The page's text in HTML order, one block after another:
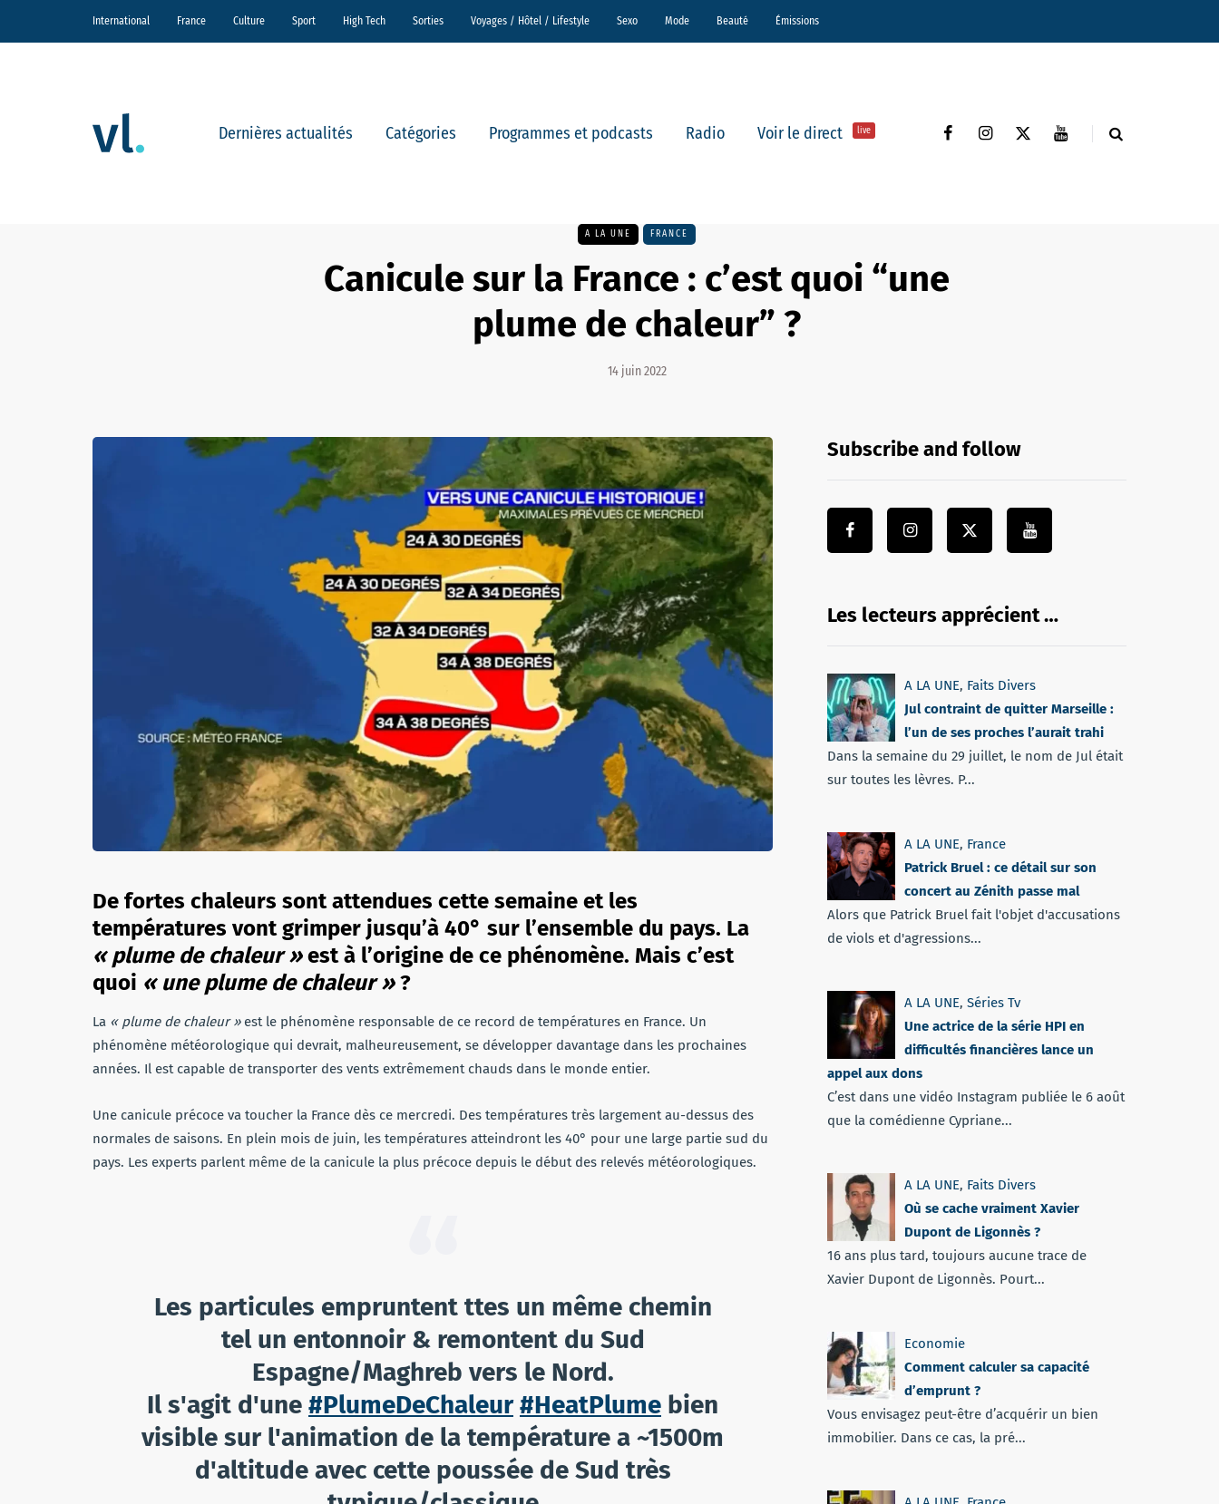
International France Culture Sport High Tech Sorties Voyages / Hôtel / Lifestyle Sexo Mode Beauté Émissions
Dernières actualités Catégories Programmes et podcasts Radio Voir le direct live
A LA UNE FRANCE
Canicule sur la France : c’est quoi “une
plume de chaleur” ?
14 juin 2022
De fortes chaleurs sont attendues cette semaine et les
températures vont grimper jusqu’à 40° sur l’ensemble du pays. La
« plume de chaleur »est à l’origine de ce phénomène. Mais c’est
quoi « une plume de chaleur »?
La « plume de chaleur »est le phénomène responsable de ce record de températures en France. Un
phénomène météorologique qui devrait, malheureusement, se développer davantage dans les prochaines
années. Il est capable de transporter des vents extrêmement chauds dans le monde entier.
Une canicule précoce va toucher la France dès ce mercredi. Des températures très largement au-dessus des
normales de saisons. En plein mois de juin, les températures atteindront les 40° pour une large partie sud du
pays. Les experts parlent même de la canicule la plus précoce depuis le début des relevés météorologiques.
Les particules empruntent ttes un même chemin
tel un entonnoir & remontent du Sud
Espagne/Maghreb vers le Nord.
Il s'agit d'une #PlumeDeChaleur #HeatPlume bien
visible sur l'animation de la température a ~1500m
d'altitude avec cette poussée de Sud très
Subscribe and follow
Les lecteurs apprécient …
A LA UNE, Faits Divers
Jul contraint de quitter Marseille :
l’un de ses proches l’aurait trahi
Dans la semaine du 29 juillet, le nom de Jul était
sur toutes les lèvres. P...
A LA UNE, France
Patrick Bruel : ce détail sur son
concert au Zénith passe mal
Alors que Patrick Bruel fait l'objet d'accusations
de viols et d'agressions...
A LA UNE, Séries Tv
Une actrice de la série HPI en
difficultés financières lance un
appel aux dons
C’est dans une vidéo Instagram publiée le 6 août
que la comédienne Cypriane...
A LA UNE, Faits Divers
Où se cache vraiment Xavier
Dupont de Ligonnès ?
16 ans plus tard, toujours aucune trace de
Xavier Dupont de Ligonnès. Pourt...
Economie
Comment calculer sa capacité
d’emprunt ?
Vous envisagez peut-être d’acquérir un bien
immobilier. Dans ce cas, la pré...